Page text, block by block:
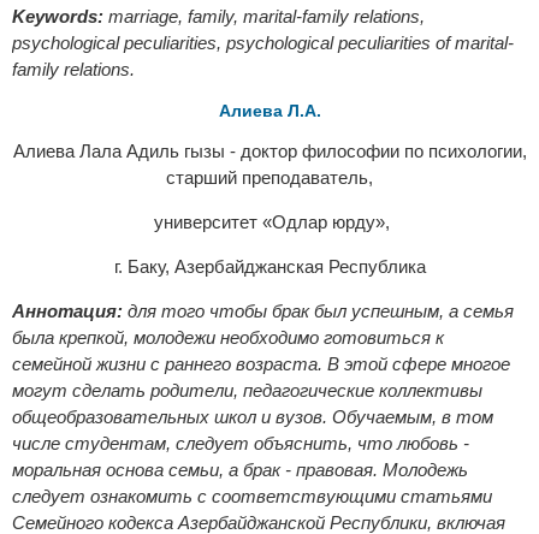
Keywords: marriage, family, marital-family relations,
psychological peculiarities, psychological peculiarities of marital-
family relations.
Алиева Л.А.
Алиева Лала Адиль гызы - доктор философии по психологии,
старший преподаватель,
университет «Одлар юрду»,
г. Баку, Азербайджанская Республика
Аннотация: для того чтобы брак был успешным, а семья
была крепкой, молодежи необходимо готовиться к
семейной жизни с раннего возраста. В этой сфере многое
могут сделать родители, педагогические коллективы
общеобразовательных школ и вузов. Обучаемым, в том
числе студентам, следует объяснить, что любовь -
моральная основа семьи, а брак - правовая. Молодежь
следует ознакомить с соответствующими статьями
Семейного кодекса Азербайджанской Республики, включая